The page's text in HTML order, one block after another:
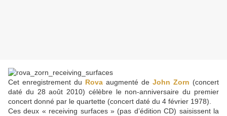
Cet enregistrement du Rova augmenté de John Zorn (concert
daté du 28 août 2010) célèbre le non-anniversaire du premier
concert donné par le quartette (concert daté du 4 février 1978).
Ces deux « receiving surfaces » (pas d’édition CD) saisissent la